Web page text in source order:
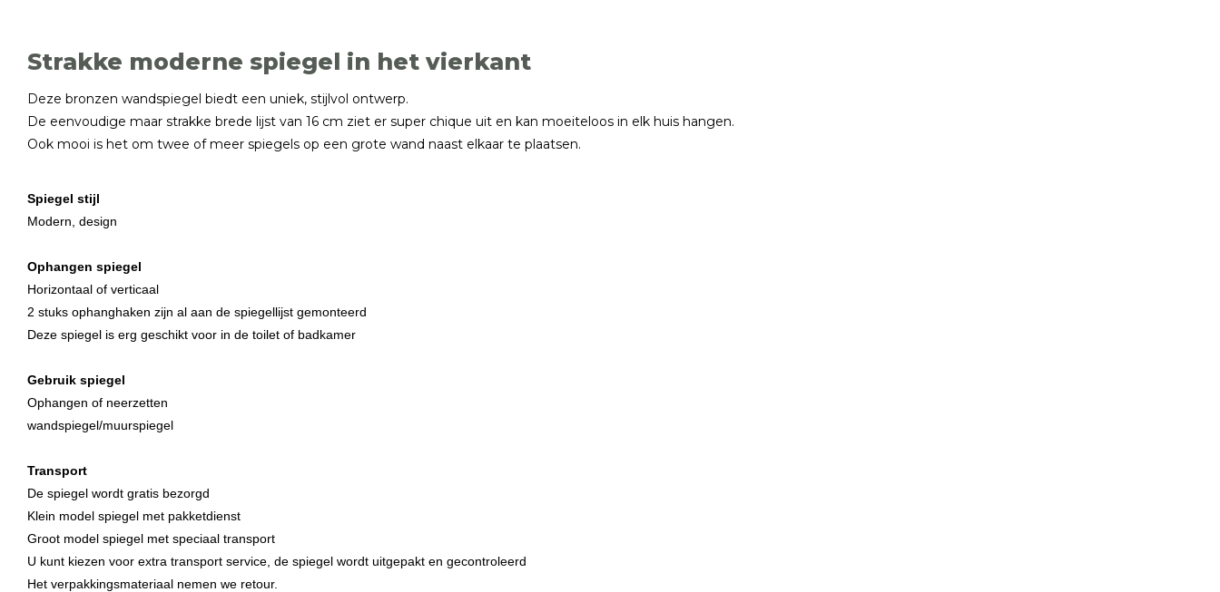
Strakke moderne spiegel in het vierkant
Deze bronzen wandspiegel biedt een uniek, stijlvol ontwerp.
De eenvoudige maar strakke brede lijst van 16 cm ziet er super chique uit en kan moeiteloos in elk huis hangen.
Ook mooi is het om twee of meer spiegels op een grote wand naast elkaar te plaatsen.
Spiegel stijl
Modern, design
Ophangen spiegel
Horizontaal of verticaal
2 stuks ophanghaken zijn al aan de spiegellijst gemonteerd
Deze spiegel is erg geschikt voor in de toilet of badkamer
Gebruik spiegel
Ophangen of neerzetten
wandspiegel/muurspiegel
Transport
De spiegel wordt gratis bezorgd
Klein model spiegel met pakketdienst
Groot model spiegel met speciaal transport
U kunt kiezen voor extra transport service, de spiegel wordt uitgepakt en gecontroleerd
Het verpakkingsmateriaal nemen we retour.